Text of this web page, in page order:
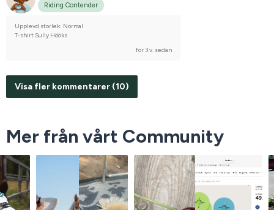
Riding Contender
Upplevd storlek: Normal
T-shirt Sully Hööks
för 3 v. sedan
Visa fler kommentarer (10)
Mer från vårt Community